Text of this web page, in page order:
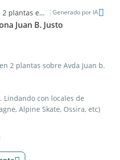
Espacioso local comercial de 2 plantas en Chauvin, Mar del Plata - Alquiler | Generado por IA
Juan B. Justo
2 plantas sobre Avda Juan b.
Lindando con locales de
Alpine Skate, Ossira, etc)